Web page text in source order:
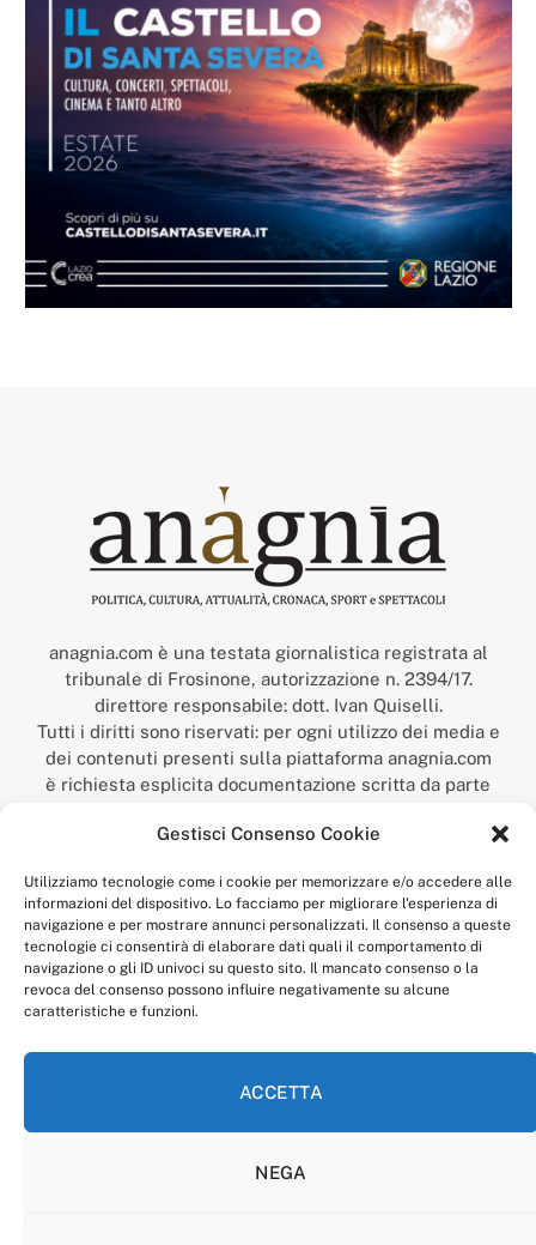
Gestisci Consenso Cookie
Utilizziamo tecnologie come i cookie per memorizzare e/o accedere alle
informazioni del dispositivo. Lo facciamo per migliorare l'esperienza di
navigazione e per mostrare annunci personalizzati. Il consenso a queste
tecnologie ci consentirà di elaborare dati quali il comportamento di
navigazione o gli ID univoci su questo sito. Il mancato consenso o la
revoca del consenso possono influire negativamente su alcune
caratteristiche e funzioni.
ACCETTA
NEGA
anagnia.com è una testata giornalistica registrata al
tribunale di Frosinone, autorizzazione n. 2394/17.
direttore responsabile: dott. Ivan Quiselli.
Tutti i diritti sono riservati: per ogni utilizzo dei media e
dei contenuti presenti sulla piattaforma anagnia.com
è richiesta esplicita documentazione scritta da parte
“Anagnia” è un marchio registrato presso l’Ufficio Italiano
Economico,
num. registrazione: 302017000014044 del 9 febbraio 2017.
Per contatti:redazione@anagnia.com
COOKIE POLICY